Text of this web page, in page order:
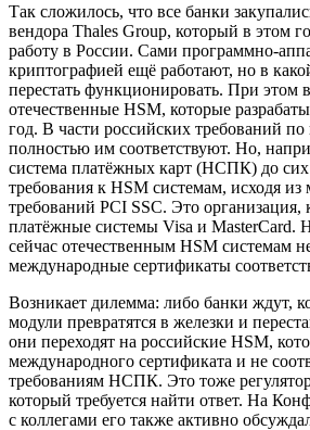
Так сложилось, что все банки
вендора Thales Group, который в этом
работу в России. Сами программно-
криптографией ещё работают, но в
перестать функционировать. При этом
отечественные HSM, которые
год. В части российских требований
полностью им соответствуют. Но,
система платёжных карт (НСПК) до сих
требования к HSM системам, исходя
требований PCI SSC. Это организация,
платёжные системы Visa и MasterCard.
сейчас отечественным HSM системам
международные сертификаты
Возникает дилемма: либо банки ждут,
модули превратятся в железки и
они переходят на российские HSM,
международного сертификата и не
требованиям НСПК. Это тоже
который требуется найти ответ. На
с коллегами его также активно